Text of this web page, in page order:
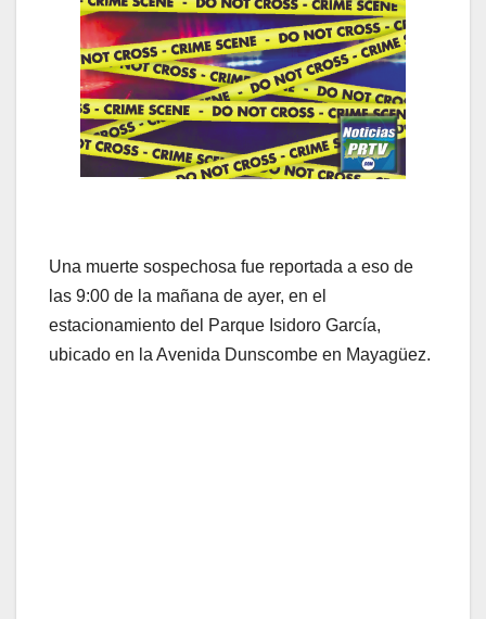
Una muerte sospechosa fue reportada a eso de
las 9:00 de la mañana de ayer, en el
estacionamiento del Parque Isidoro García,
ubicado en la Avenida Dunscombe en Mayagüez.